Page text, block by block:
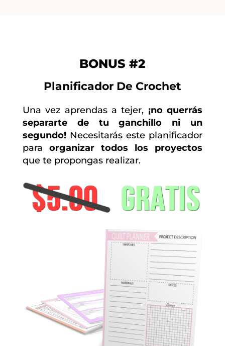
BONUS #2
Planificador De Crochet
Una vez aprendas a tejer, ¡no querrás
separarte de tu ganchillo ni un
segundo!Necesitarás este planificador
para organizar todos los proyectos
que te propongas realizar.